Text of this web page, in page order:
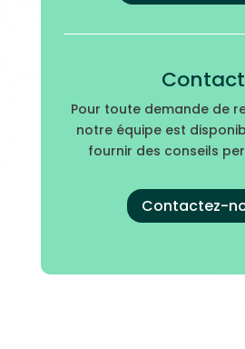
Contact
Pour toute demande de
notre équipe est
fournir des conseils
Contactez-